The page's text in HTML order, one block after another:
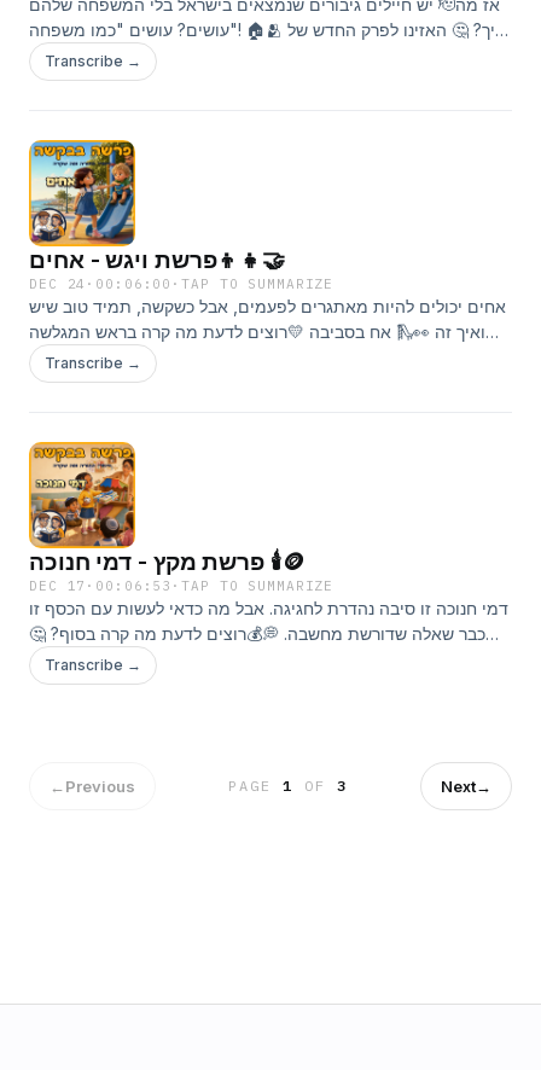
יש חיילים גיבורים שנמצאים בישראל בלי המשפחה שלהם 🫡אז מה
עושים? עושים "כמו משפחה"! 🏠🫂 איך? 🤔 האזינו לפרק החדש של
פרשה בבקשה וגלו מה קרה ואיך זה קשור לפרשת ויחי 🎧✨📖.רוצים
לשלוח לנו סיפור? לחצו על הקישור :) ✍️📩
Transcribe →
פרשת ויגש - אחים👦👧🤝
DEC 24 · 00:06:00 ·TAP TO SUMMARIZE
אחים יכולים להיות מאתגרים לפעמים, אבל כשקשה, תמיד טוב שיש
אח בסביבה 💛רוצים לדעת מה קרה בראש המגלשה 🛝👀 ואיך זה
קשור לפרשת ויגש? 📖✨הצטרפו אלינו לפרק חדש של פרשה בבקשה
🎧 לכבוד ותגלו. 🕯️🎉רוצים לשלוח לנו סיפור? לחצו על הקישור :) ✍️📩
Transcribe →
פרשת מקץ - דמי חנוכה 🕯️🪙
DEC 17 · 00:06:53 ·TAP TO SUMMARIZE
דמי חנוכה זו סיבה נהדרת לחגיגה. אבל מה כדאי לעשות עם הכסף זו
כבר שאלה שדורשת מחשבה. 💭💰רוצים לדעת מה קרה בסוף? 🤔
הצטרפו אלינו לפרק מיוחד של פרשה בבקשה לכבוד חג החנוכה
ופרשת מקץ ותגלו. ✨🕯️רוצים לשלוח לנו סיפור? לחצו על הקישור :) ✏️
Transcribe →
←Previous PAGE1 OF 3 Next→